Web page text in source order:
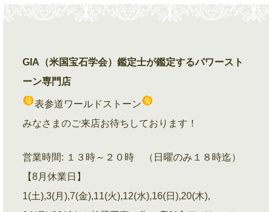
GIA（米国宝石学会）鑑定士が鑑定するパワースト
ーン専門店
表参道ワールドストーン
みなさまのご来店お待ちしております！
営業時間: １３時～２０時 （日曜のみ１８時迄）
【8月休業日】
1(土),3(月),7(金),11(火),12(水),16(日),20(木),